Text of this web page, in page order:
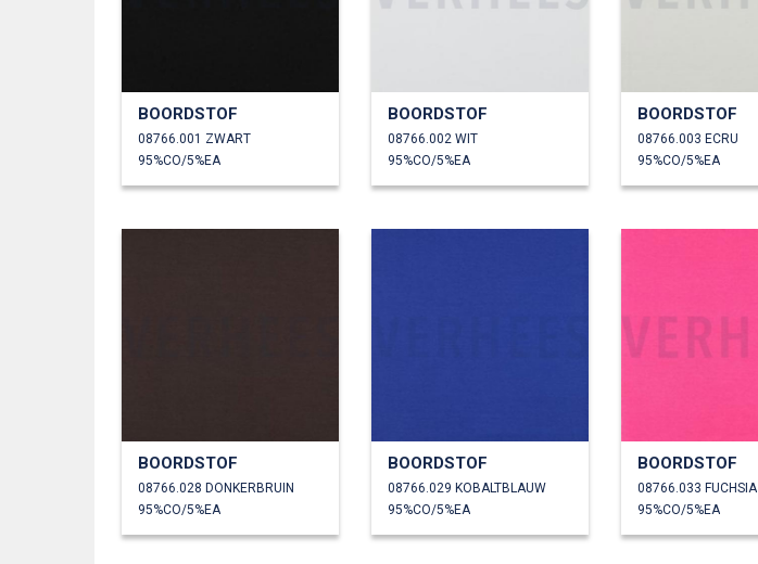
BOORDSTOF
08766.001 ZWART
95%CO/5%EA
BOORDSTOF
08766.002 WIT
95%CO/5%EA
BOORDSTOF
08766.003 ECRU
95%CO/5%EA
BOORDSTOF
08766.028 DONKERBRUIN
95%CO/5%EA
BOORDSTOF
08766.029 KOBALTBLAUW
95%CO/5%EA
BOORDSTOF
08766.033 FUCHSIA
95%CO/5%EA